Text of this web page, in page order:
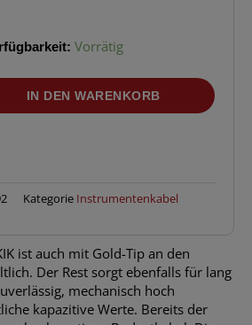
Vorrätig
IN DEN WARENKORB
Kategorie Instrumentenkabel
ist auch mit Gold-Tip an den
Der Rest sorgt ebenfalls für lang
mechanisch hoch
kapazitive Werte. Bereits der